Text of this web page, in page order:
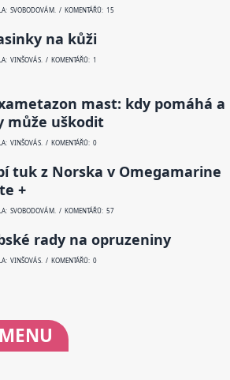
SVOBODOVÁ M. / KOMENTÁŘŮ: 15
na kůži
VINŠOVÁ S. / KOMENTÁŘŮ: 1
mast: kdy pomáhá a
může uškodit
VINŠOVÁ S. / KOMENTÁŘŮ: 0
tuk z Norska v Omegamarine
+
SVOBODOVÁ M. / KOMENTÁŘŮ: 57
rady na opruzeniny
VINŠOVÁ S. / KOMENTÁŘŮ: 0
MENU